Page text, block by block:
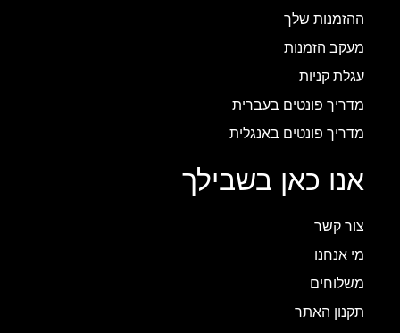
ההזמנות שלך
מעקב הזמנות
עגלת קניות
מדריך פונטים בעברית
מדריך פונטים באנגלית
אנו כאן בשבילך
צור קשר
מי אנחנו
משלוחים
תקנון האתר